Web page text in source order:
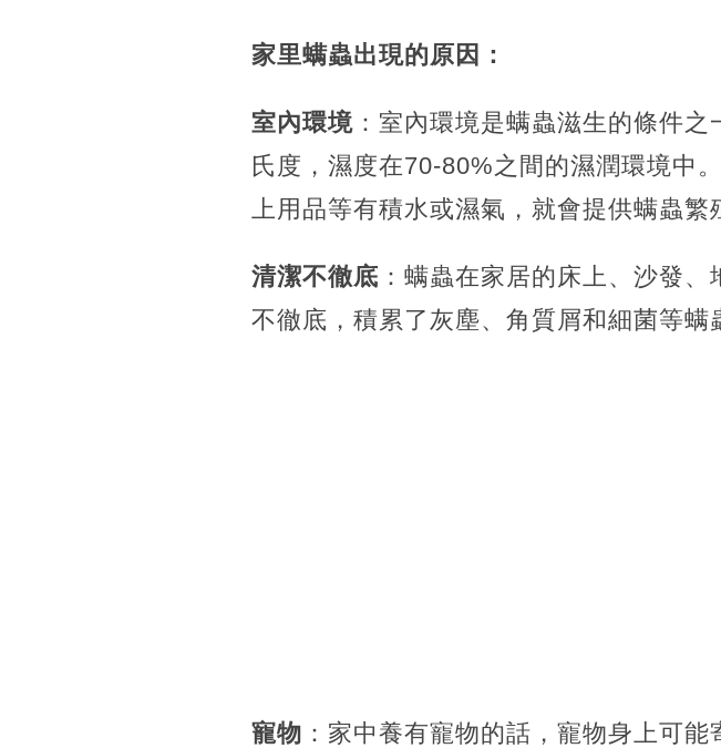
家里螨蟲出現的原因：
室內環境 ：室內環境是螨蟲滋生的條件
氏度，濕度在70-80%之間的濕潤環境中
上用品等有積水或濕氣， 就會提供螨蟲繁
清潔不徹底 ：螨蟲在家居的床上、沙發
不徹底，積累了灰塵、角質屑和細菌等螨
寵物 ：家中養有寵物的話，寵物身上可